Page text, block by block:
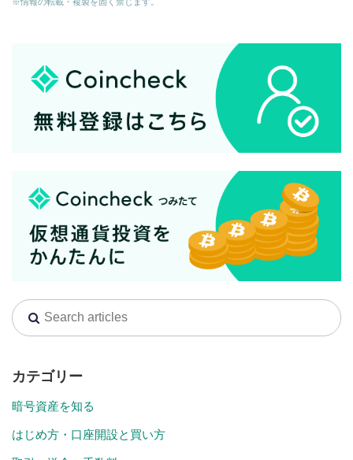
カテゴリー
暗号資産を知る
はじめ方・口座開設と買い方